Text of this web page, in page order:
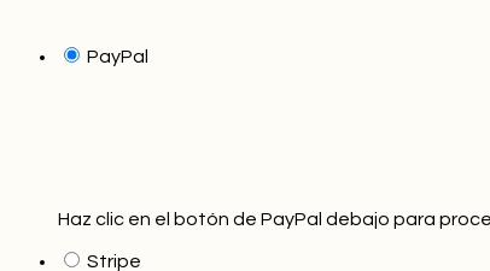
PayPal
Haz clic en el botón de PayPal debajo para
Stripe